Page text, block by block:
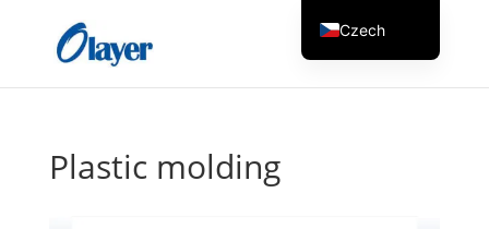
Plastic molding
Czech
English